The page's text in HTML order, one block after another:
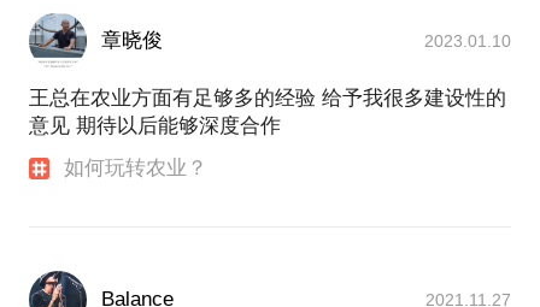
章晓俊 2023.01.10
王总在农业方面有足够多的经验 给予我很多建设性的
意见 期待以后能够深度合作
如何玩转农业？
Balance 2021.11.27